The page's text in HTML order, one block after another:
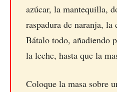
azúcar, la mantequilla,
raspadura de naranja, la
Bátalo todo, añadiendo
la leche, hasta que la
Coloque la masa sobre